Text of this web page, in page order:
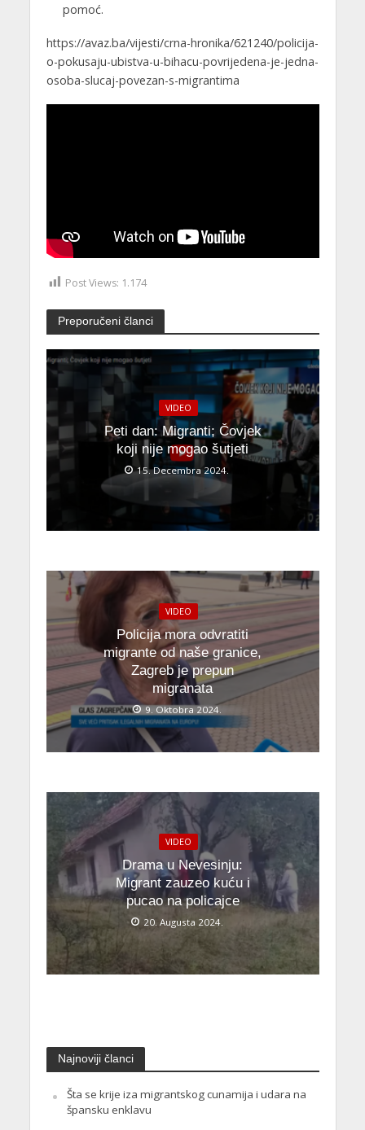
pomoć.
https://avaz.ba/vijesti/crna-hronika/621240/policija-
o-pokusaju-ubistva-u-bihacu-povrijedena-je-jedna-
osoba-slucaj-povezan-s-migrantima
Post Views: 1.174
Preporučeni članci
VIDEO
Peti dan: Migranti; Čovjek
koji nije mogao šutjeti
15. Decembra 2024.
VIDEO
Policija mora odvratiti
migrante od naše granice,
Zagreb je prepun
migranata
9. Oktobra 2024.
VIDEO
Drama u Nevesinju:
Migrant zauzeo kuću i
pucao na policajce
20. Augusta 2024.
Najnoviji članci
Šta se krije iza migrantskog cunamija i udara na
špansku enklavu